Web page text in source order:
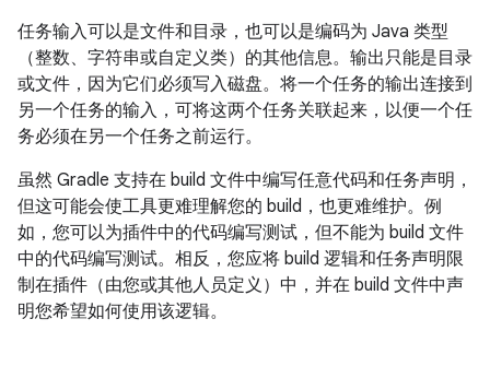
任务输入可以是文件和目录，也可以是编码为 Java 类型
（整数、字符串或自定义类）的其他信息。输出只能是目录
或文件，因为它们必须写入磁盘。将一个任务的输出连接到
另一个任务的输入，可将这两个任务关联起来，以便一个任
务必须在另一个任务之前运行。
虽然 Gradle 支持在 build 文件中编写任意代码和任务声明，
但这可能会使工具更难理解您的 build，也更难维护。例
如，您可以为插件中的代码编写测试，但不能为 build 文件
中的代码编写测试。相反，您应将 build 逻辑和任务声明限
制在插件（由您或其他人员定义）中，并在 build 文件中声
明您希望如何使用该逻辑。